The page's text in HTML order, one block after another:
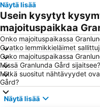
Näytä lisää
Usein kysytyt
majoituspaikkaa
Onko majoituspaikassa
Ovatko lemmikkieläimet
Onko majoituspaikassa
Missä Granlunda Gård sijaitsee?
Mitkä suositut nähtävyydet
Gård?
Näytä lisää